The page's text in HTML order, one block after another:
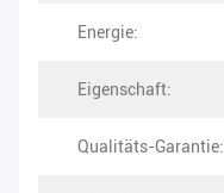
Energie:
Eigenschaft:
Qualitäts-Garantie: